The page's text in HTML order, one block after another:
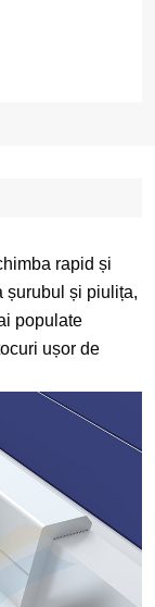
rapid și
șurubul și piulița,
populate
ușor de